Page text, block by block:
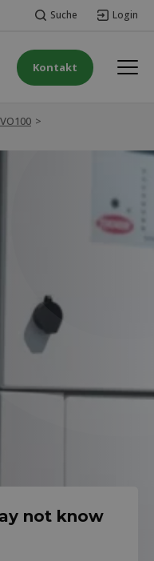
Suche Login
Kontakt
>
not know